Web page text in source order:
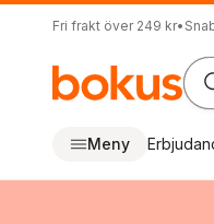
Fri frakt över 249 kr•
Meny